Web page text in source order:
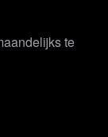
te